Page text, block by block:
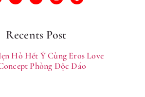
Recents Post
Hò Hết Ý Cùng Eros Love
Phòng Độc Đáo